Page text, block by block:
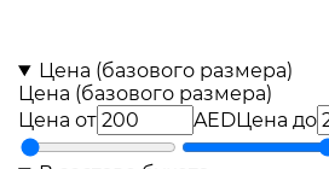
Цена (базового размера)
Цена (базового размера)
Цена от
AEDЦена до